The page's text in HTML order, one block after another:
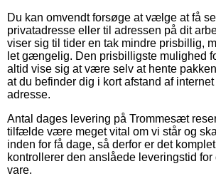
Du kan omvendt forsøge at vælge at få
privatadresse eller til adressen på dit
viser sig til tider en tak mindre prisbillig,
let gængelig. Den prisbilligste mulighed
altid vise sig at være selv at hente
at du befinder dig i kort afstand af
adresse.
Antal dages levering på Trommesæt
tilfælde være meget vital om vi står og
inden for få dage, så derfor er det
kontrollerer den anslåede leveringstid
vare.